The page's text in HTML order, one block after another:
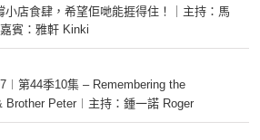
店食肆，希望佢哋能捱得住！｜主持：馬
賓：雅軒 Kinki
第44季10集 – Remembering the
Brother Peter︱主持：鍾一諾 Roger